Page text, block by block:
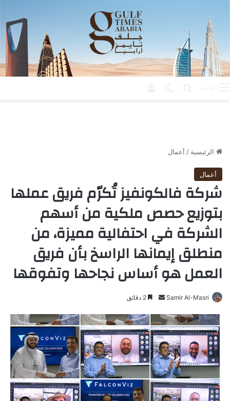
الرئيسية / أعمال
أعمال
شركة فالكونفيز تُكرّم فريق عملها
بتوزيع حصص ملكية من أسهم
الشركة في احتفالية مميزة، من
منطلق إيمانها الراسخ بأن فريق
العمل هو أساس نجاحها وتفوقها
Samir Al-Masri
س
ل
ب
ر
ي
د
ا